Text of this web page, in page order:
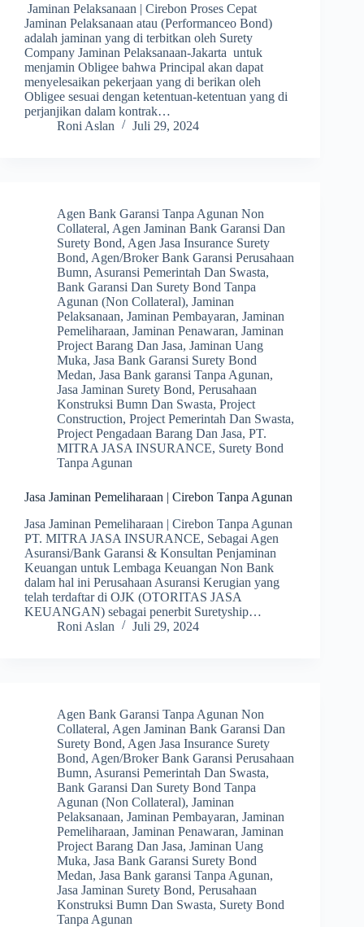
Jaminan Pelaksanaan | Cirebon Proses Cepat
Jaminan Pelaksanaan atau (Performanceo Bond)
adalah jaminan yang di terbitkan oleh Surety
Company Jaminan Pelaksanaan-Jakarta untuk
menjamin Obligee bahwa Principal akan dapat
menyelesaikan pekerjaan yang di berikan oleh
Obligee sesuai dengan ketentuan-ketentuan yang di
perjanjikan dalam kontrak…
Roni Aslan
Juli 29, 2024
Agen Bank Garansi Tanpa Agunan Non
Collateral, Agen Jaminan Bank Garansi Dan
Surety Bond, Agen Jasa Insurance Surety
Bond, Agen/Broker Bank Garansi Perusahaan
Bumn, Asuransi Pemerintah Dan Swasta,
Bank Garansi Dan Surety Bond Tanpa
Agunan (Non Collateral), Jaminan
Pelaksanaan, Jaminan Pembayaran, Jaminan
Pemeliharaan, Jaminan Penawaran, Jaminan
Project Barang Dan Jasa, Jaminan Uang
Muka, Jasa Bank Garansi Surety Bond
Medan, Jasa Bank garansi Tanpa Agunan,
Jasa Jaminan Surety Bond, Perusahaan
Konstruksi Bumn Dan Swasta, Project
Construction, Project Pemerintah Dan Swasta,
Project Pengadaan Barang Dan Jasa, PT.
MITRA JASA INSURANCE, Surety Bond
Tanpa Agunan
Jasa Jaminan Pemeliharaan | Cirebon Tanpa Agunan
Jasa Jaminan Pemeliharaan | Cirebon Tanpa Agunan
PT. MITRA JASA INSURANCE, Sebagai Agen
Asuransi/Bank Garansi & Konsultan Penjaminan
Keuangan untuk Lembaga Keuangan Non Bank
dalam hal ini Perusahaan Asuransi Kerugian yang
telah terdaftar di OJK (OTORITAS JASA
KEUANGAN) sebagai penerbit Suretyship…
Roni Aslan
Juli 29, 2024
Agen Bank Garansi Tanpa Agunan Non
Collateral, Agen Jaminan Bank Garansi Dan
Surety Bond, Agen Jasa Insurance Surety
Bond, Agen/Broker Bank Garansi Perusahaan
Bumn, Asuransi Pemerintah Dan Swasta,
Bank Garansi Dan Surety Bond Tanpa
Agunan (Non Collateral), Jaminan
Pelaksanaan, Jaminan Pembayaran, Jaminan
Pemeliharaan, Jaminan Penawaran, Jaminan
Project Barang Dan Jasa, Jaminan Uang
Muka, Jasa Bank Garansi Surety Bond
Medan, Jasa Bank garansi Tanpa Agunan,
Jasa Jaminan Surety Bond, Perusahaan
Konstruksi Bumn Dan Swasta, Surety Bond
Tanpa Agunan